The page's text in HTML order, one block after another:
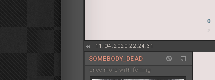
0
11.04.2020 22:24:31
SOMEBODY_DEAD
once more with felling